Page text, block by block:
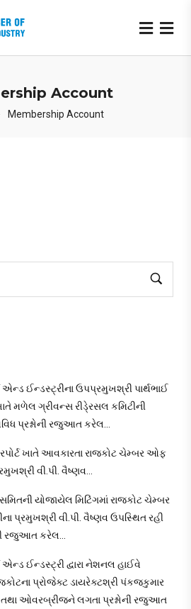
Account
Membership Account
ઈન્ડસ્ટ્રીના ઉપપ્રમુખશ્રી પાર્થભાઈ
મળેલ ગ્રીવન્સ રીડે્રસલ કમિટીની
પ્રશ્નોની રજુઆત કરેલ…
ખાતે આવકારતા રાજકોટ ચેમ્બર ઓફ
વી.પી. વૈષ્ણવ…
યોજાયેલ મિટિંગમાં રાજકોટ ચેમ્બર
પ્રમુખશ્રી વી.પી. વૈષ્ણવ ઉપસ્થિત રહી
રજુઆત કરેલ…
ઈન્ડસ્ટ્રી દ્વારા નેશનલ હાઈવે
પ્રોજેક્ટ ડાયરેક્ટશ્રી પંકજકુમાર
તથા ઓવરબ્રીજને લગતા પ્રશ્નોની રજુઆત